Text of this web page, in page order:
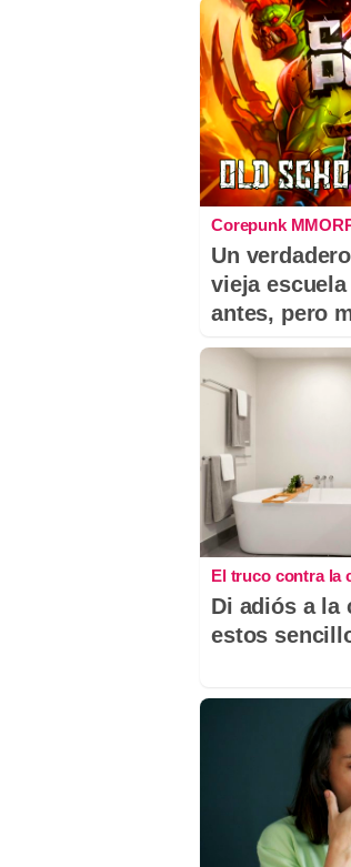
Corepunk
Un
vieja escuela
antes, pero
El truco contra la
Di adiós a la
estos